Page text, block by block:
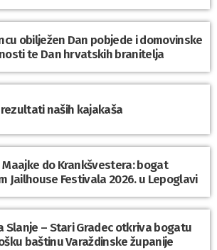
obilježen Dan pobjede i domovinske
te Dan hrvatskih branitelja
naših kajakaša
Maajke do Krankšvestera: bogat
Jailhouse Festivala 2026. u Lepoglavi
Slanje – Stari Gradec otkriva bogatu
baštinu Varaždinske županije